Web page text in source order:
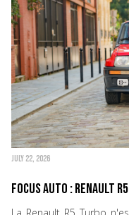
JULY 22, 2026
Focus Auto : Renault